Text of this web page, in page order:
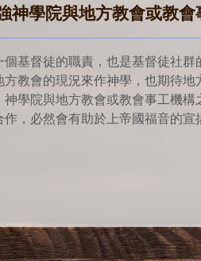
神學院與地方教會或教
個基督徒的職責，也是基督徒社群
方教會的現況來作神學，也期待
神學院與地方教會或教會事工機
，必然會有助於上帝國福音的宣